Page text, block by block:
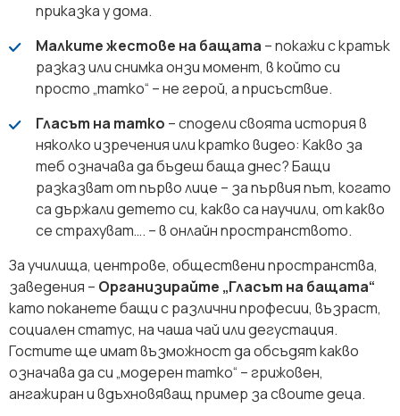
приказка у дома.
Малките жестове на бащата – покажи с кратък
разказ или снимка онзи момент, в който си
просто „татко“ – не герой, а присъствие.
Гласът на татко – сподели своята история в
няколко изречения или кратко видео: Kакво за
теб означава да бъдеш баща днес? Бащи
разказват от първо лице – за първия път, когато
са държали детето си, какво са научили, от какво
се страхуват…. – в онлайн пространството.
За училища, центрове, обществени пространства,
заведения – Организирайте „Гласът на бащата“
като поканете бащи с различни професии, възраст,
социален статус, на чаша чай или дегустация.
Гостите ще имат възможност да обсъдят какво
означава да си „модерен татко“ – грижовен,
ангажиран и вдъхновяващ пример за своите деца.